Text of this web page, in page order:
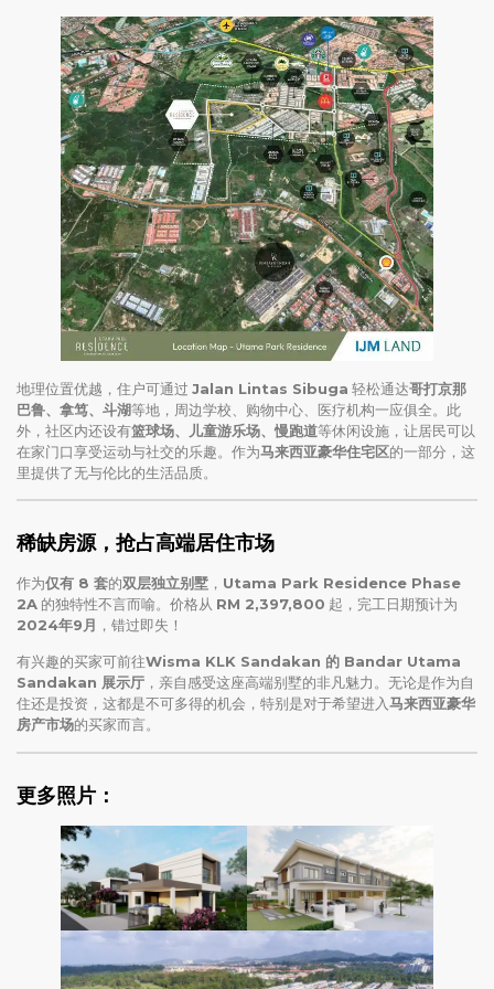
地理位置优越，住户可通过 Jalan Lintas Sibuga 轻松通达哥打京那
巴鲁、拿笃、斗湖等地，周边学校、购物中心、医疗机构一应俱全。此
外，社区内还设有篮球场、儿童游乐场、慢跑道等休闲设施，让居民可以
在家门口享受运动与社交的乐趣。作为马来西亚豪华住宅区的一部分，这
里提供了无与伦比的生活品质。
稀缺房源，抢占高端居住市场
作为仅有 8 套的双层独立别墅 ， Utama Park Residence Phase
2A 的独特性不言而喻。价格从 RM 2,397,800 起，完工日期预计为
2024年9月 ，错过即失！
有兴趣的买家可前往Wisma KLK Sandakan 的 Bandar Utama
Sandakan 展示厅 ，亲自感受这座高端别墅的非凡魅力。无论是作为自
住还是投资，这都是不可多得的机会，特别是对于希望进入马来西亚豪华
房产市场的买家而言。
更多照片：